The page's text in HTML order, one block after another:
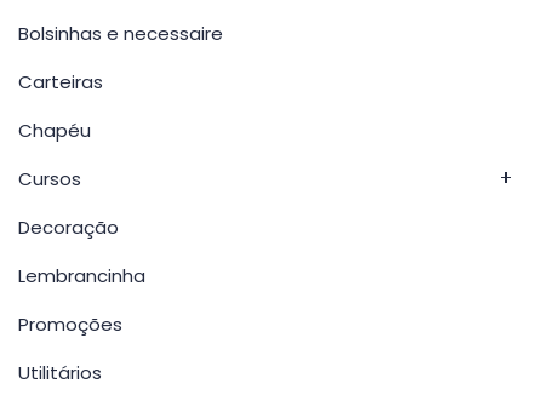
Bolsinhas e necessaire
Carteiras
Chapéu
Cursos
Decoração
Lembrancinha
Promoções
Utilitários